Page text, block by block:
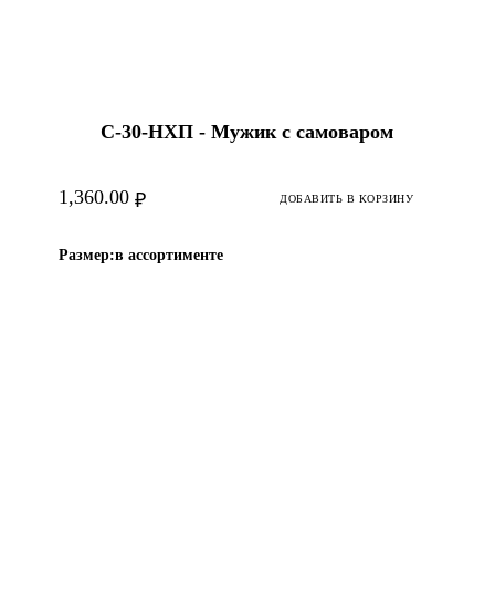
С-30-HХП - Мужик с самоваром
₽
1,360.00 ДОБАВИТЬ В КОРЗИНУ
Размер:в ассортименте